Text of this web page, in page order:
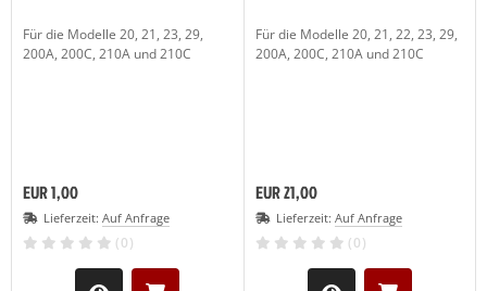
Für die Modelle 20, 21, 23, 29,
200A, 200C, 210A und 210C
EUR 1,00
Lieferzeit: Auf Anfrage
(0)
Für die Modelle 20, 21, 22, 23, 29,
200A, 200C, 210A und 210C
EUR 21,00
Lieferzeit: Auf Anfrage
(0)